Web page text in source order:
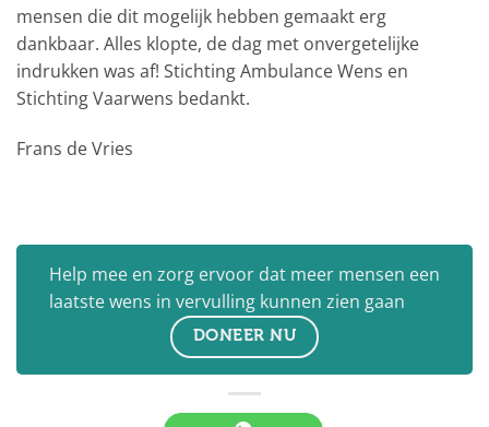
mensen die dit mogelijk hebben gemaakt erg
dankbaar. Alles klopte, de dag met onvergetelijke
indrukken was af! Stichting Ambulance Wens en
Stichting Vaarwens bedankt.
Frans de Vries
Help mee en zorg ervoor dat meer mensen een
laatste wens in vervulling kunnen zien gaan
DONEER NU